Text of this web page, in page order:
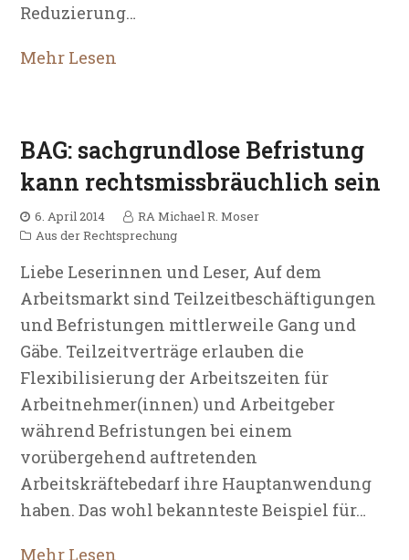
Reduzierung…
Mehr Lesen
BAG: sachgrundlose Befristung
kann rechtsmissbräuchlich sein
6. April 2014
RA Michael R. Moser
Aus der Rechtsprechung
Liebe Leserinnen und Leser, Auf dem
Arbeitsmarkt sind Teilzeitbeschäftigungen
und Befristungen mittlerweile Gang und
Gäbe. Teilzeitverträge erlauben die
Flexibilisierung der Arbeitszeiten für
Arbeitnehmer(innen) und Arbeitgeber
während Befristungen bei einem
vorübergehend auftretenden
Arbeitskräftebedarf ihre Hauptanwendung
haben. Das wohl bekannteste Beispiel für…
Mehr Lesen